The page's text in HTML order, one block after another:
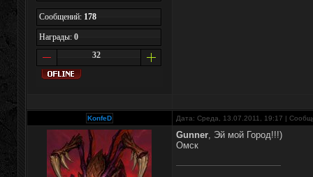
Сообщений: 178
Награды: 0
32
KonfeD Дата: Среда, 13.07.2011, 19:17 |
Gunner, Эй мой Город!!!)
Омск